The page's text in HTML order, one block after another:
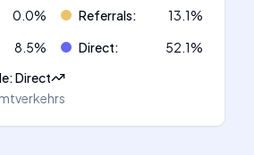
0.0% Referrals: 13.1%
8.5% Direct: 52.1%
:Direct